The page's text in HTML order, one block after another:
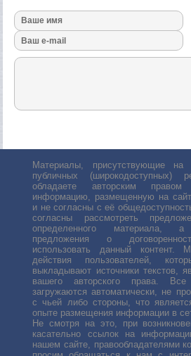
Материалы, присутствующие
публичных (широкодоступных)
обладаете авторским
информацию, размещенную на
и не согласны с её
согласны рассмотреть
определенного материала,
предложения о
использовать данный контент.
действия пользователей,
выкладывают источники текстов,
вашего авторского права.
загружаются автоматически, не
с чьей либо стороны, что
опыте размещения информации в
Не смотря на это, при
касательно ссылок на
нашем сайте, правообладателями